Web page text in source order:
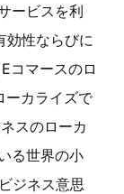
ービスを利
効性ならびに
コマースのロ
ーカライズで
スのローカ
る世界の小
ジネス意思